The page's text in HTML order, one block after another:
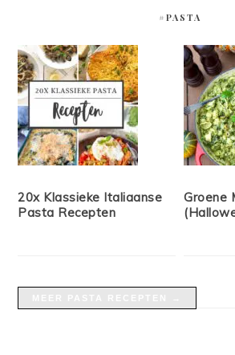
#PASTA
20x Klassieke Italiaanse
Pasta Recepten
Groene